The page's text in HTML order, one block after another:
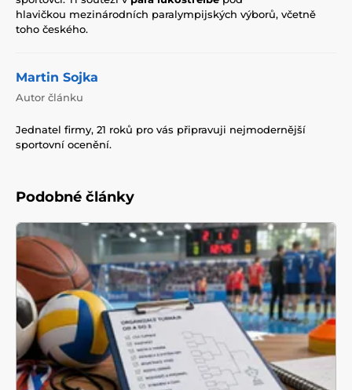
hlavičkou mezinárodních paralympijských výborů, včetně
toho českého.
Martin Sojka
Autor článku
Jednatel firmy, 21 roků pro vás připravuji nejmodernější
sportovní ocenění.
Podobné články